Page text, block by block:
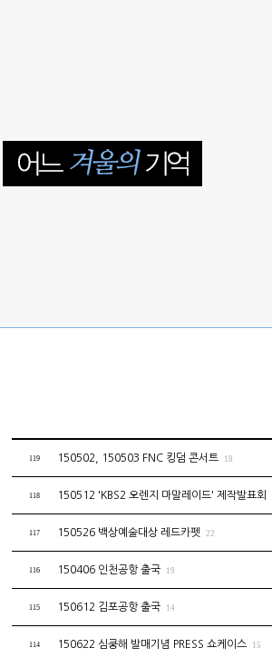
119 150502, 150503 FNC 킹덤 콘서트 18
118 150512 'KBS2 오렌지 마말레이드' 제작발표회
117 150526 백상예술대상 레드카펫 22
116 150406 인천공항 출국 19
115 150612 김포공항 출국 14
114 150622 심쿵해 발매기념 PRESS 쇼케이스 15